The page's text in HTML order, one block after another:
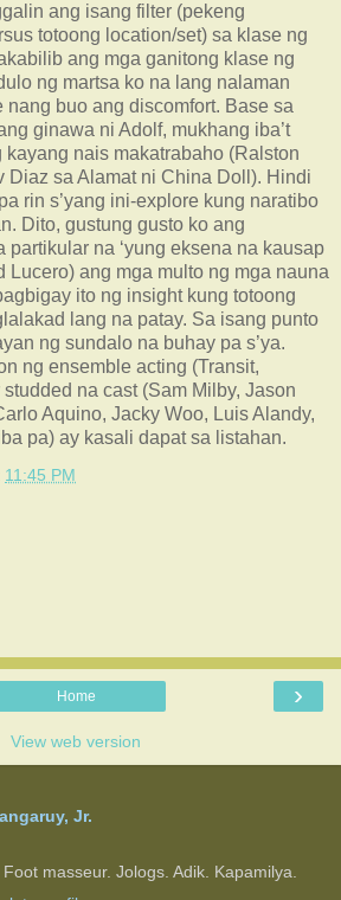
ang isang filter (pekeng
totoong location/set) sa klase ng
ang mga ganitong klase ng
ng martsa ko na lang nalaman
nang buo ang discomfort. Base sa
ginawa ni Adolf, mukhang iba’t
kayang nais makatrabaho (Ralston
Diaz sa Alamat ni China Doll). Hindi
rin s’yang ini-explore kung naratibo
Dito, gustung gusto ko ang
partikular na ‘yung eksena na kausap
Lucero) ang mga multo ng mga nauna
ito ng insight kung totoong
lang na patay. Sa isang punto
ng sundalo na buhay pa s’ya.
ng ensemble acting (Transit,
na cast (Sam Milby, Jason
Aquino, Jacky Woo, Luis Alandy,
pa) ay kasali dapat sa listahan.
11:45 PM
›
Home
View web version
Jr.
masseur. Jologs. Adik. Kapamilya.